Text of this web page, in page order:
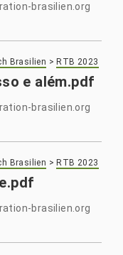
brasilien.org
Brasilien > RTB 2023
e além.pdf
brasilien.org
Brasilien > RTB 2023
brasilien.org